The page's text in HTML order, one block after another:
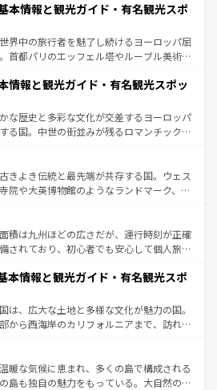
タリアで、忘れられない旅をしてみよう！
タリア情報は
の国では、情熱的なフラメンコ、熱気あふ
て美味しいタパスが生活の一部となってい
ードの洗練された雰囲気や、バルセロナの
街角から、地方では古代ローマ遺跡や中世
って風土や気候が異なるスペインはその個
を参照してほしい。
本情報と観光ガイド・有名観光スポ
界中の旅行者を魅了し続けるヨーロッパ屈
首都パリのエッフェル塔やルーブル美術館
が詰まっている。華麗な宮殿、歴史的な大
ーチ、そして豊かな自然が、訪れる者を心
また、フランスは美食の国としても知ら
理はユネスコ無形文化遺産にも登録されて
ダー畑など、多彩な楽しみ方が可能だ。さ
の地域にも魅力が溢れており、どの街角に
文化が息づいている。パリ以外の個性あふ
い。
情報と観光ガイド・有名観光スポッ
な歴史と多彩な文化が交差するヨーロッパ
る国。中世の街並みが残るロマンチック街
は、どこを歩いても飽きることがない。ベ
活気、バイエルン州のアルプスの絶景、そ
いのワイン畑といった風景は必見。ビール
はぜひ体験してほしい。 なお、新着の
コンテンツ一覧を参照してほしい。
きよき伝統と最先端が共存する国。ウェス
院や大英博物館のようなランドマーク、歴
る魅力がある。また、優雅なアフタヌーン
好きにはたまらない英国パブ、サッカー観
からこそできる体験も豊富。イギリスを旅
してほしい。
積は九州ほどの広さだが、運行時刻が正確
されており、初心者でも安心して個人旅行
ま残る町や、スイスならではのユニークな
アルプス観光だけでなく町歩きも満喫する
国民の所得が高いため物価も高いが、旅行
ス提供のサービスもあり、うまく活用すれ
は
本情報と観光ガイド・有名観光スポ
は、広大な土地と多様な文化が魅力の国。
から西海岸のカリフォルニアまで、訪れる
市は、観光、ショッピング、エンターテイ
った刺激的なスポットだ。一方、アメリカ
が広がり、グランドキャニオンやイエロー
暖な気候に恵まれ、多くの島で構成される
島も独自の魅力をもっている。大自然の神